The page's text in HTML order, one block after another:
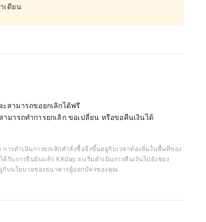
เดียน
สามารถขอยกเลิกได้ฟรี
มารถทำการยกเลิก ขอเปลี่ยน หรือขอคืนเงินได้
ารดำเนินการยกเลิกคำสั่งซื้อจึงขึ้นอยู่กับเวลาท้องถิ่นในพื้นที่ของ
รับการยืนยันแล้ว KKday จะเริ่มดำเนินการคืนเงินไปยังช่อง
ยู่กับนโยบายของธนาคารผู้ออกบัตรของคุณ